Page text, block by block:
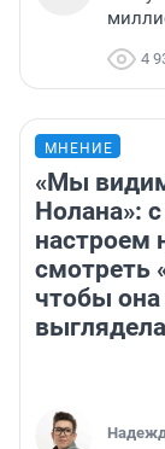
4
МНЕНИЕ
«Мы
Нолана»:
настроем
смотреть
чтобы она